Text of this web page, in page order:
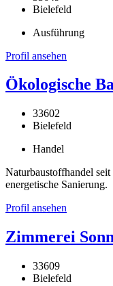
Bielefeld
Ausführung
Profil ansehen
Ökologische
33602
Bielefeld
Handel
Naturbaustoffhandel
energetische Sanierung.
Profil ansehen
Zimmerei
33609
Bielefeld